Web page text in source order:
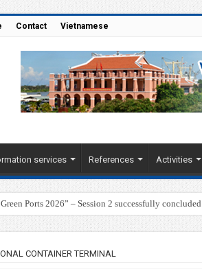
Contact Vietnamese
services References Activities
Ports 2026” – Session 2 successfully concluded
CONTAINER TERMINAL